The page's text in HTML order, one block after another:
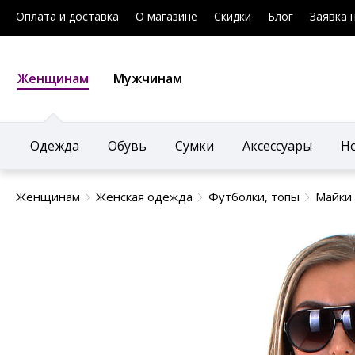
Оплата и доставка О магазине Скидки Блог Заявка
Женщинам
Одежда Обувь Сумки Аксессуары
Мужчинам
Женщинам Женская одежда Футболки, топы Майки